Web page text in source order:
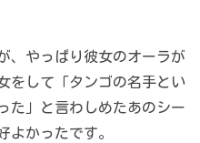
、やっぱり彼女のオーラが
をして「タンゴの名手とい
た」と言わしめたあのシー
よかったです。